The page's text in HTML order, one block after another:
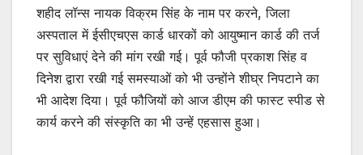
शहीद लॉन्स नायक विक्रम सिंह के नाम पर करने, जिला
अस्पताल में ईसीएचएस कार्ड धारकों को आयुष्मान कार्ड की तर्ज
पर सुविधाएं देने की मांग रखी गई। पूर्व फौजी प्रकाश सिंह व
दिनेश द्वारा रखी गई समस्याओं को भी उन्होंने शीघ्र निपटाने का
भी आदेश दिया। पूर्व फौजियों को आज डीएम की फास्ट स्पीड से
कार्य करने की संस्कृति का भी उन्हें एहसास हुआ।